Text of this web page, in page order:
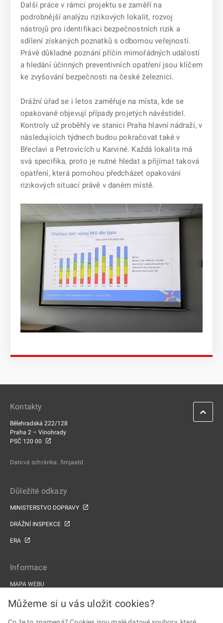
Další práce v rámci projektu se zaměří na
podrobnější analýzu rizikových lokalit, rozvoj
nástrojů pro identifikaci bezpečnostních rizik a
sdílení získaných poznatků s odbornou veřejností.
Právě důkladné poznání příčin mimořádných událostí
a hledání účinných preventivních opatření jsou klíčem
ke zvyšování bezpečnosti na české železnici.
Drážní úřad se i letos zaměřuje na místa, kde se
opakovaně objevují případy projetých návěstidel.
Kontroly už proběhly ve stanici Praha hlavní nádraží, v
následujících týdnech budou pokračovat také v
Břeclavi a Petrovicích u Karviné. Každá lokalita má
svá specifika, proto je nutné hledat a přijímat taková
opatření, která pomohou předcházet opakování
rizikových situací právě v daném místě.
Kontakty
Bělehradská 222/128
Praha 2 – Vinohrady
PSČ 120 00
Datová schránka: 5mjaatd
Důležité odkazy
MINISTERSTVO DOPRAVY
DRÁŽNÍ INSPEKCE
ERA
Informace
MAPA WEBU
PROHLÁŠENÍ O PŘÍSTUPNOSTI
Můžeme si u vás uložit cookies?